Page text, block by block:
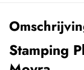
Stamping